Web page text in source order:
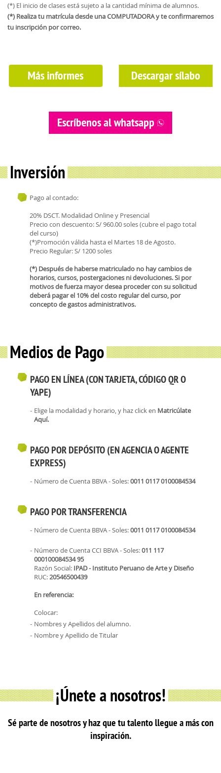
(*) El inicio de clases está sujeto a la cantidad mínima de alumnos.
(*) Realiza tu matrícula desde una COMPUTADORA y te confirmaremos
tu inscripción por correo.
Más informes Descargar sílabo
Escríbenos al whatsapp
Inversión
Pago al contado:
20% DSCT. Modalidad Online y Presencial
Precio con descuento: S/ 960.00 soles (cubre el pago total
del curso)
(*)Promoción válida hasta el Martes 18 de Agosto.
Precio Regular: S/ 1200 soles
(*) Después de haberse matriculado no hay cambios de
horarios, cursos, postergaciones ni devoluciones. Si por
motivos de fuerza mayor desea proceder con su solicitud
deberá pagar el 10% del costo regular del curso, por
concepto de gastos administrativos.
Medios de Pago
PAGO EN LÍNEA (CON TARJETA, CÓDIGO QR O
YAPE)
Elige la modalidad y horario, y haz click en Matricúlate
Aquí.
PAGO POR DEPÓSITO (EN AGENCIA O AGENTE
EXPRESS)
Número de Cuenta BBVA - Soles:0011 0117 0100084534
PAGO POR TRANSFERENCIA
Número de Cuenta BBVA - Soles:0011 0117 0100084534
Número de Cuenta CCI BBVA - Soles:011 117
000100084534 95
Razón Social: IPAD - Instituto Peruano de Arte y Diseño
RUC: 20546500439
En referencia:
Colocar:
Nombres y Apellidos del alumno.
Nombre y Apellido de Titular
¡Únete a nosotros!
Sé parte de nosotros y haz que tu talento llegue a más con
inspiración.